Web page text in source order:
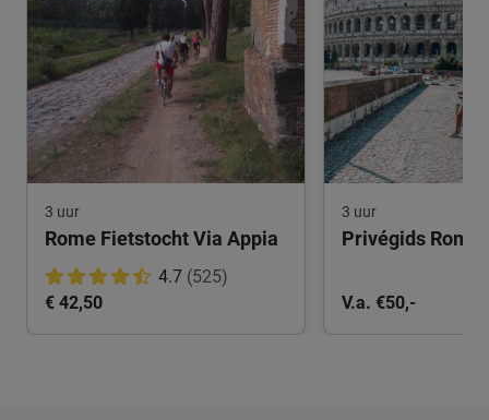
3 uur
Rome Fietstocht Via Appia
4.7 (525)
€ 42,50
3 uur
Privégids Rome
V.a. €50,-